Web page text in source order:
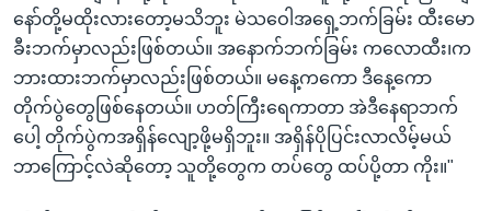
နော်တို့မထိုးလားတော့မသိဘူး မဲသဝေါအရှေ့ဘက်ခြမ်း ထီးမော
ခီးဘက်မှာလည်းဖြစ်တယ်။ အနောက်ဘက်ခြမ်း ကလောထီး၊က
ဘားထားဘက်မှာလည်းဖြစ်တယ်။ မနေ့ကကော ဒီနေ့ကော
တိုက်ပွဲတွေဖြစ်နေတယ်။ ဟတ်ကြီးရေကာတာ အဲဒီနေရာဘက်
ပေါ့ တိုက်ပွဲကအရှိန်လျော့ဖို့မရှိဘူး။ အရှိန်ပိုပြင်းလာလိမ့်မယ်
ဘာကြောင့်လဲဆိုတော့ သူတို့တွေက တပ်တွေ ထပ်ပို့တာ ကိုး။"